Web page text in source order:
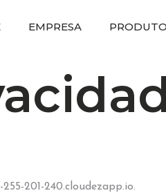
EMPRESA
201-240.cloudezapp.io.